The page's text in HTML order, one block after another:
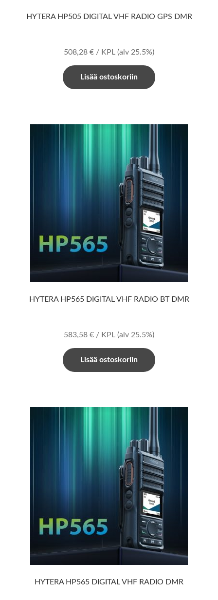
HYTERA HP505 DIGITAL VHF RADIO GPS DMR
508,28 € / KPL (alv 25.5%)
Lisää ostoskoriin
HYTERA HP565 DIGITAL VHF RADIO BT DMR
583,58 € / KPL (alv 25.5%)
Lisää ostoskoriin
HYTERA HP565 DIGITAL VHF RADIO DMR